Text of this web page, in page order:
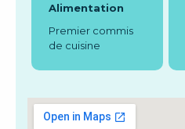
Alimentation
Premier commis
de cuisine